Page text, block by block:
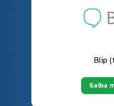
Blip
Saiba